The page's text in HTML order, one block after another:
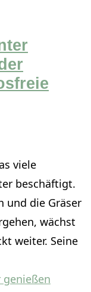
viele
beschäftigt.
und die Gräser
wächst
weiter. Seine